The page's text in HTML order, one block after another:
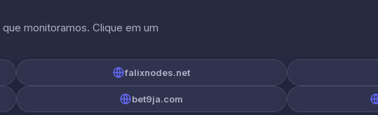
monitoramos. Clique em um
falixnodes.net
bet9ja.com